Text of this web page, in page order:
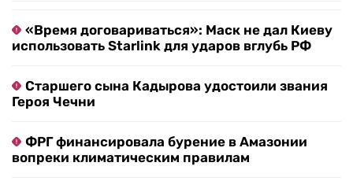
«Время договариваться»: Маск не дал Киеву
использовать Starlink для ударов вглубь РФ
Старшего сына Кадырова удостоили звания
Героя Чечни
ФРГ финансировала бурение в Амазонии
вопреки климатическим правилам